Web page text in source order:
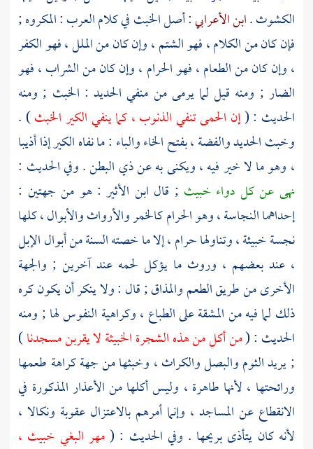
الكشوث .ابن الأعرابي: أصل الخبث في كلام العرب : المكروه ;
فإن كان من الكلام ، فهو الشتم ، وإن كان من الملل ، فهو الكفر
، وإن كان من الطعام ، فهو الحرام ، وإن كان من الشراب ، فهو
الضار ; ومنه قيل لما يرمى من منفي الحديد : الخبث ; ومنه
الحديث : (إن الحمى تنفي الذنوب ، كما ينفي الكير الخبث) .
وخبث الحديد والفضة ، بفتح الخاء والباء : ما نفاه الكير إذا أذيبا
، وهو ما لا خير فيه ، ويكنى به عن ذي البطن . وفي الحديث :
نهى عن كل دواء خبيث ; قال ابن الأثير : هو من جهتين :
إحداهما النجاسة ، وهو الحرام كالخمر والأرواث والأبوال ، كلها
نجسة خبيثة ، وتناولها حرام ، إلا ما خصته السنة من أبوال الإبل
، عند بعضهم ، وروث ما يؤكل لحمه عند آخرين ; والجهة
الأخرى من طريق الطعم والمذاق ; قال : ولا ينكر أن يكون كره
ذلك لما فيه من المشقة على الطباع ، وكراهية النفوس لها ; ومنه
الحديث : (من أكل من هذه الشجرة الخبيثة لا يقربن مسجدنا)
; يريد الثوم والبصل والكراث ، وخبثها من جهة كراهة طعمها
ورائحتها ، لأنها طاهرة ، وليس أكلها من الأعذار المذكورة في
الانقطاع عن المساجد ، وإنما أمرهم بالاعتزال عقوبة ونكالا ،
لأنه كان يتأذى بريحها . وفي الحديث : (مهر البغي خبيث ،